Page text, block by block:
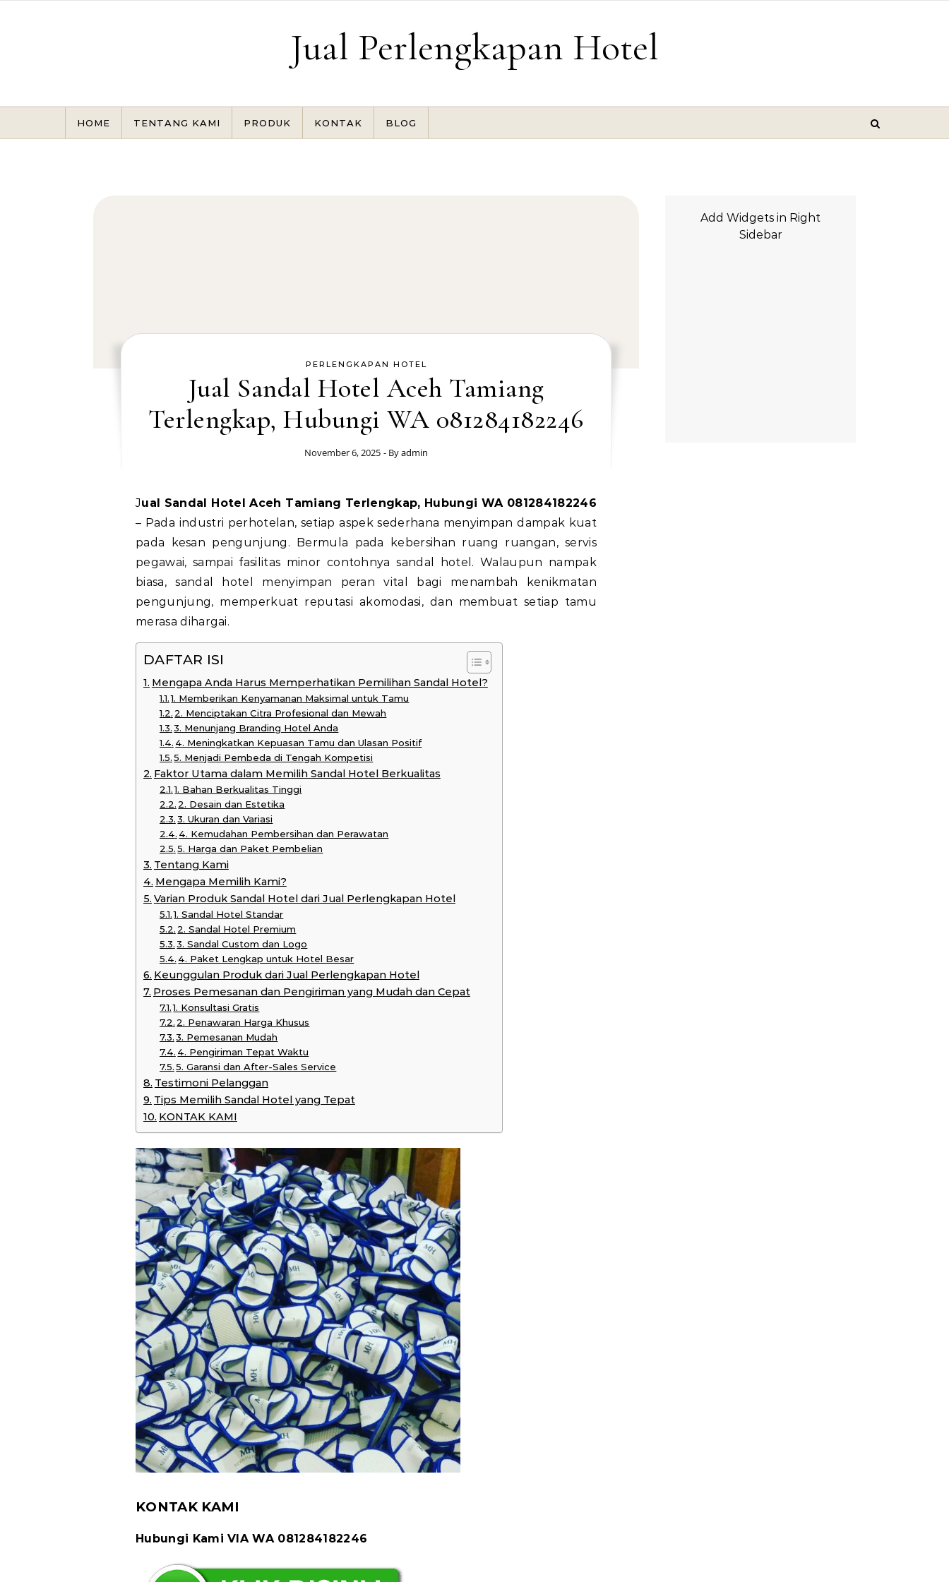
Jual Perlengkapan Hotel
HOME TENTANG KAMI PRODUK KONTAK BLOG
PERLENGKAPAN HOTEL
Jual Sandal Hotel Aceh Tamiang
Terlengkap, Hubungi WA 081284182246
November 6, 2025 - Byadmin
Jual Sandal Hotel Aceh Tamiang Terlengkap, Hubungi WA 081284182246
– Pada industri perhotelan, setiap aspek sederhana menyimpan dampak kuat
pada kesan pengunjung. Bermula pada kebersihan ruang ruangan, servis
pegawai, sampai fasilitas minor contohnya sandal hotel. Walaupun nampak
biasa, sandal hotel menyimpan peran vital bagi menambah kenikmatan
pengunjung, memperkuat reputasi akomodasi, dan membuat setiap tamu
merasa dihargai.
DAFTAR ISI
Mengapa Anda Harus Memperhatikan Pemilihan Sandal Hotel?
1. Memberikan Kenyamanan Maksimal untuk Tamu
2. Menciptakan Citra Profesional dan Mewah
3. Menunjang Branding Hotel Anda
4. Meningkatkan Kepuasan Tamu dan Ulasan Positif
5. Menjadi Pembeda di Tengah Kompetisi
Faktor Utama dalam Memilih Sandal Hotel Berkualitas
1. Bahan Berkualitas Tinggi
2. Desain dan Estetika
3. Ukuran dan Variasi
4. Kemudahan Pembersihan dan Perawatan
5. Harga dan Paket Pembelian
Tentang Kami
Mengapa Memilih Kami?
Varian Produk Sandal Hotel dari Jual Perlengkapan Hotel
1. Sandal Hotel Standar
2. Sandal Hotel Premium
3. Sandal Custom dan Logo
4. Paket Lengkap untuk Hotel Besar
Keunggulan Produk dari Jual Perlengkapan Hotel
Proses Pemesanan dan Pengiriman yang Mudah dan Cepat
1. Konsultasi Gratis
2. Penawaran Harga Khusus
3. Pemesanan Mudah
4. Pengiriman Tepat Waktu
5. Garansi dan After-Sales Service
Testimoni Pelanggan
Tips Memilih Sandal Hotel yang Tepat
KONTAK KAMI
KONTAK KAMI
Hubungi Kami VIA WA 081284182246
Add Widgets in Right
Sidebar